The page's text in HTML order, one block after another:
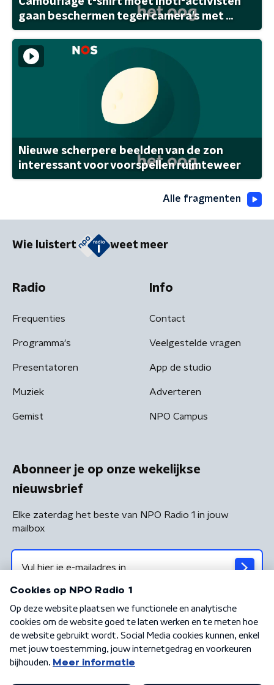
gaan beschermen tegen camera's met ...
Nieuwe scherpere beelden van de zon
interessant voor voorspellen ruimteweer
Alle fragmenten
Wie luistert weet meer
Radio
Frequenties
Programma's
Presentatoren
Muziek
Gemist
Info
Contact
Veelgestelde vragen
App de studio
Adverteren
NPO Campus
Abonneer je op onze wekelijkse
nieuwsbrief
Elke zaterdag het beste van NPO Radio 1 in jouw
mailbox
Algemene voorwaarden